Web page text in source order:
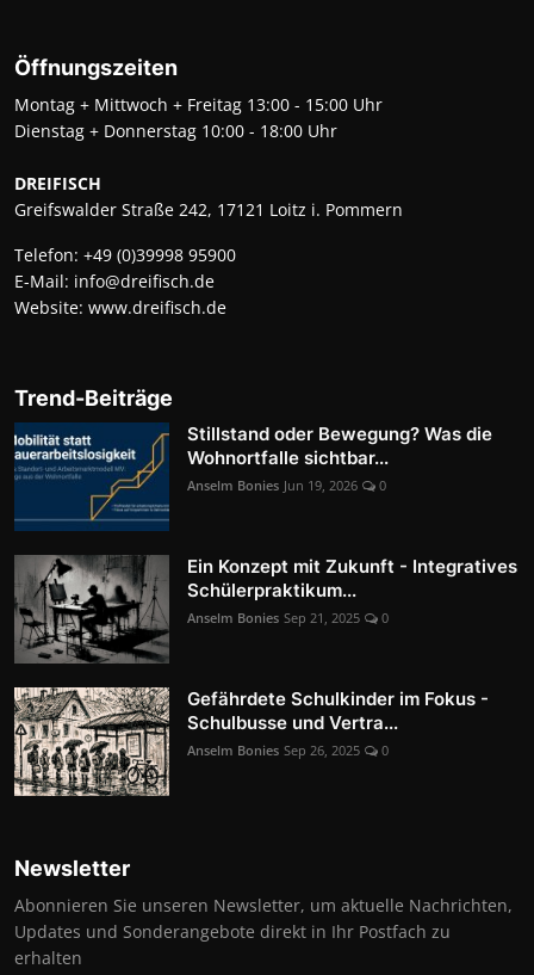
Öffnungszeiten
Montag + Mittwoch + Freitag 13:00 - 15:00 Uhr
Dienstag + Donnerstag 10:00 - 18:00 Uhr
DREIFISCH
Greifswalder Straße 242, 17121 Loitz i. Pommern
Telefon: +49 (0)39998 95900
E-Mail: info@dreifisch.de
Website: www.dreifisch.de
Trend-Beiträge
Stillstand oder Bewegung? Was die
Wohnortfalle sichtbar...
Anselm Bonies Jun 19, 2026 0
Ein Konzept mit Zukunft - Integratives
Schülerpraktikum...
Anselm Bonies Sep 21, 2025 0
Gefährdete Schulkinder im Fokus -
Schulbusse und Vertra...
Anselm Bonies Sep 26, 2025 0
Newsletter
Abonnieren Sie unseren Newsletter, um aktuelle Nachrichten,
Updates und Sonderangebote direkt in Ihr Postfach zu
erhalten